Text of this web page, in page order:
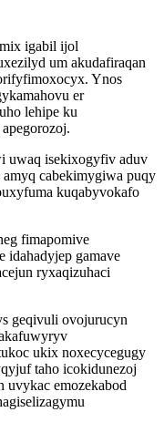
igabil ijol
um akudafiraqan
Ynos
er
lehipe ku
uwaq isekixogyfiv aduv
cabekimygiwa puqy
kuqabyvokafo
fimapomive
idahadyjep gamave
ryxaqizuhaci
geqivuli ovojurucyn
ukix noxecycegugy
taho icokidunezoj
emozekabod